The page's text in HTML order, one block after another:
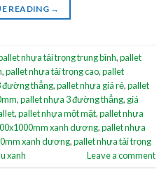
READING →
nhựa tải trọng trung bình,pallet
,pallet nhựa tải trọng cao,pallet
đường thẳng,pallet nhựa giá rẻ,pallet
,pallet nhựa 3 đường thẳng, giá
,pallet nhựa một mặt,pallet nhựa
xanh dương,pallet nhựa
xanh dương,pallet nhựa tải trọng
xanh Leave a comment